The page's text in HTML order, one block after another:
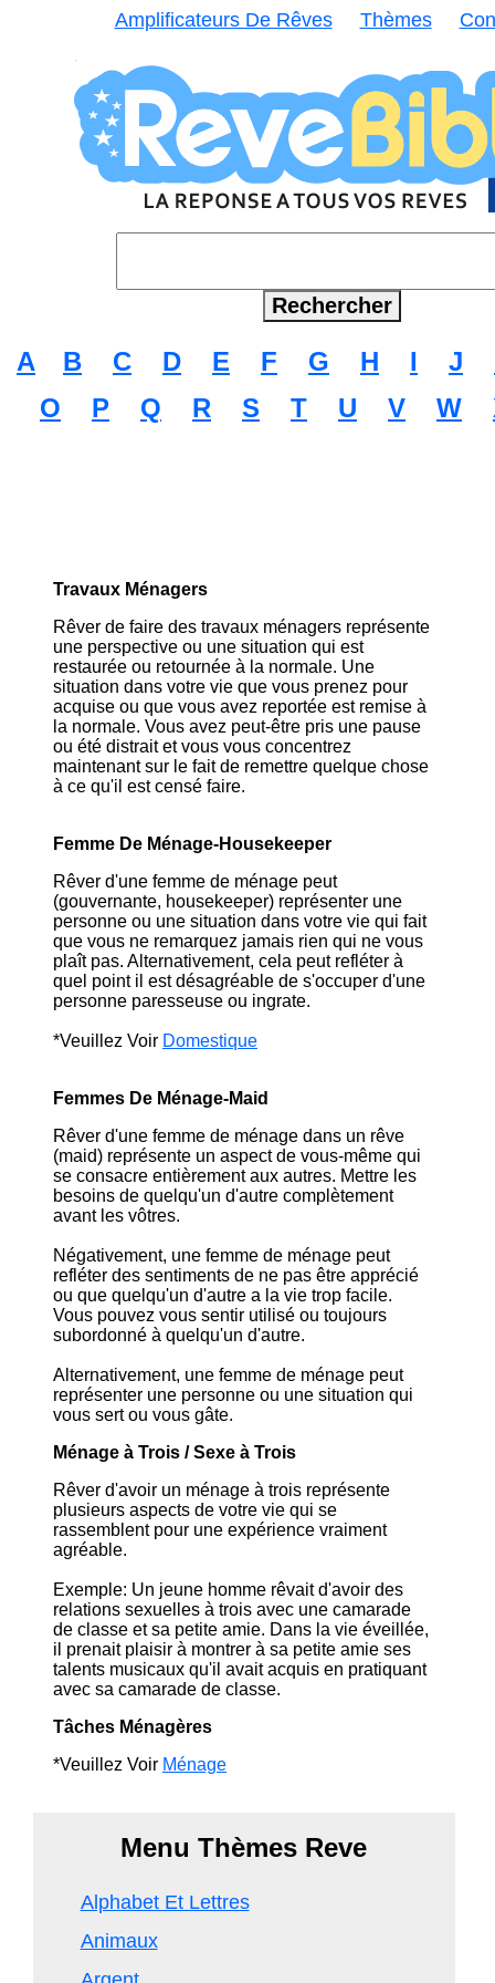
Amplificateurs De Rêves Thèmes
A B C D E F G H I J
O
P Q R S T U V W
Travaux Ménagers
Rêver de faire des travaux ménagers représente
une perspective ou une situation qui est
restaurée ou retournée à la normale. Une
situation dans votre vie que vous prenez pour
acquise ou que vous avez reportée est remise à
la normale. Vous avez peut-être pris une pause
ou été distrait et vous vous concentrez
maintenant sur le fait de remettre quelque chose
à ce qu'il est censé faire.
Femme De Ménage-Housekeeper
Rêver d'une femme de ménage peut
(gouvernante, housekeeper) représenter une
personne ou une situation dans votre vie qui fait
que vous ne remarquez jamais rien qui ne vous
plaît pas. Alternativement, cela peut refléter à
quel point il est désagréable de s'occuper d'une
personne paresseuse ou ingrate.
*Veuillez Voir Domestique
Femmes De Ménage-Maid
Rêver d'une femme de ménage dans un rêve
(maid) représente un aspect de vous-même qui
se consacre entièrement aux autres. Mettre les
besoins de quelqu'un d'autre complètement
avant les vôtres.
Négativement, une femme de ménage peut
refléter des sentiments de ne pas être apprécié
ou que quelqu'un d'autre a la vie trop facile.
Vous pouvez vous sentir utilisé ou toujours
subordonné à quelqu'un d'autre.
Alternativement, une femme de ménage peut
représenter une personne ou une situation qui
vous sert ou vous gâte.
Ménage à Trois / Sexe à Trois
Rêver d'avoir un ménage à trois représente
plusieurs aspects de votre vie qui se
rassemblent pour une expérience vraiment
agréable.
Exemple: Un jeune homme rêvait d'avoir des
relations sexuelles à trois avec une camarade
de classe et sa petite amie. Dans la vie éveillée,
il prenait plaisir à montrer à sa petite amie ses
talents musicaux qu'il avait acquis en pratiquant
avec sa camarade de classe.
Tâches Ménagères
*Veuillez Voir Ménage
Menu Thèmes Reve
Alphabet Et Lettres
Animaux